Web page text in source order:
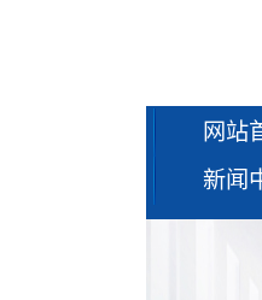
网站
新闻